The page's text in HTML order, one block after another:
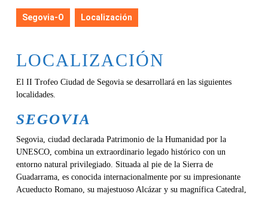
Segovia-O Localización
LOCALIZACIÓN
El II Trofeo Ciudad de Segovia se desarrollará en las siguientes
localidades.
SEGOVIA
Segovia, ciudad declarada Patrimonio de la Humanidad por la
UNESCO, combina un extraordinario legado histórico con un
entorno natural privilegiado. Situada al pie de la Sierra de
Guadarrama, es conocida internacionalmente por su impresionante
Acueducto Romano, su majestuoso Alcázar y su magnífica Catedral,